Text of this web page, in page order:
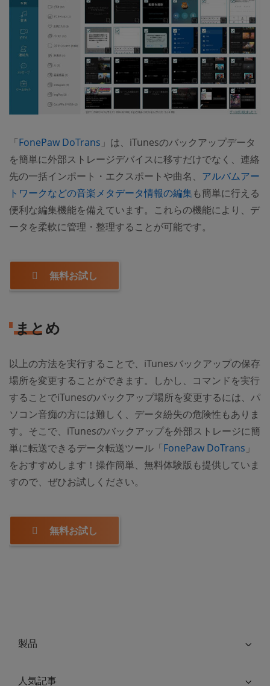
「FonePaw DoTrans 」は、iTunesのバックアップデータ
を簡単に外部ストレージデバイスに移すだけでなく、連絡
先の一括インポート・エクスポートや曲名、 アルバムアー
トワークなどの音楽メタデータ情報の編集も簡単に行える
便利な編集機能を備えています。これらの機能により、デ
ータを柔軟に管理・整理することが可能です。
無料お試し
まとめ
以上の方法を実行することで、iTunesバックアップの保存
場所を変更することができます。しかし、コマンドを実行
することでiTunesのバックアップ場所を変更するには、パ
ソコン音痴の方には難しく、データ紛失の危険性もありま
す。そこで、iTunesのバックアップを外部ストレージに簡
単に転送できるデータ転送ツール「FonePaw DoTrans 」
をおすすめします！操作簡単、無料体験版も提供していま
すので、ぜひお試しください。
無料お試し
製品
人気記事